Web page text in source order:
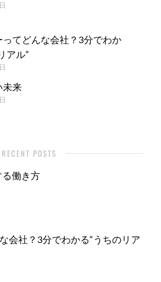
ってどんな会社？3分でわか
アル”
未来
RECENT POSTS
る働き方
会社？3分でわかる“うちのリア